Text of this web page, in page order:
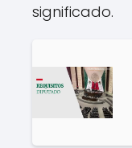
significado.